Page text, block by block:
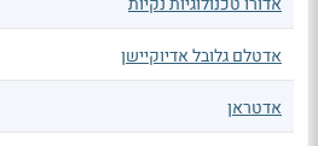
אדטלם גלובל אדיוקיישן
אדטראן